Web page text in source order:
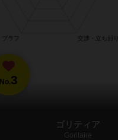
No.3
ゴリティア
Goritaire